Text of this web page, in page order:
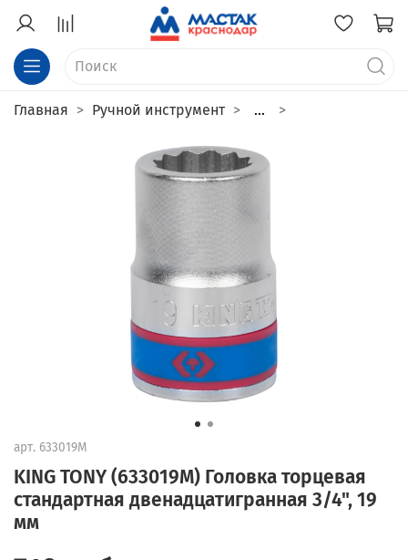
Главная Ручной инструмент ...
арт. 633019M
KING TONY (633019M) Головка торцевая
стандартная двенадцатигранная 3/4", 19
мм